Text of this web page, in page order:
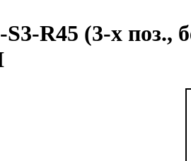
R45 (3-х поз.,